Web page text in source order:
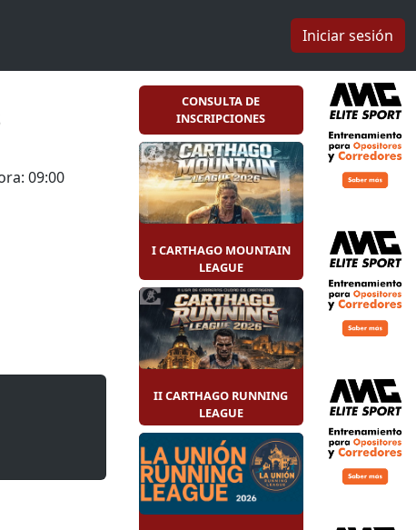
Iniciar sesión
09:00
CONSULTA DE
INSCRIPCIONES
I CARTHAGO MOUNTAIN
LEAGUE
II CARTHAGO RUNNING
LEAGUE